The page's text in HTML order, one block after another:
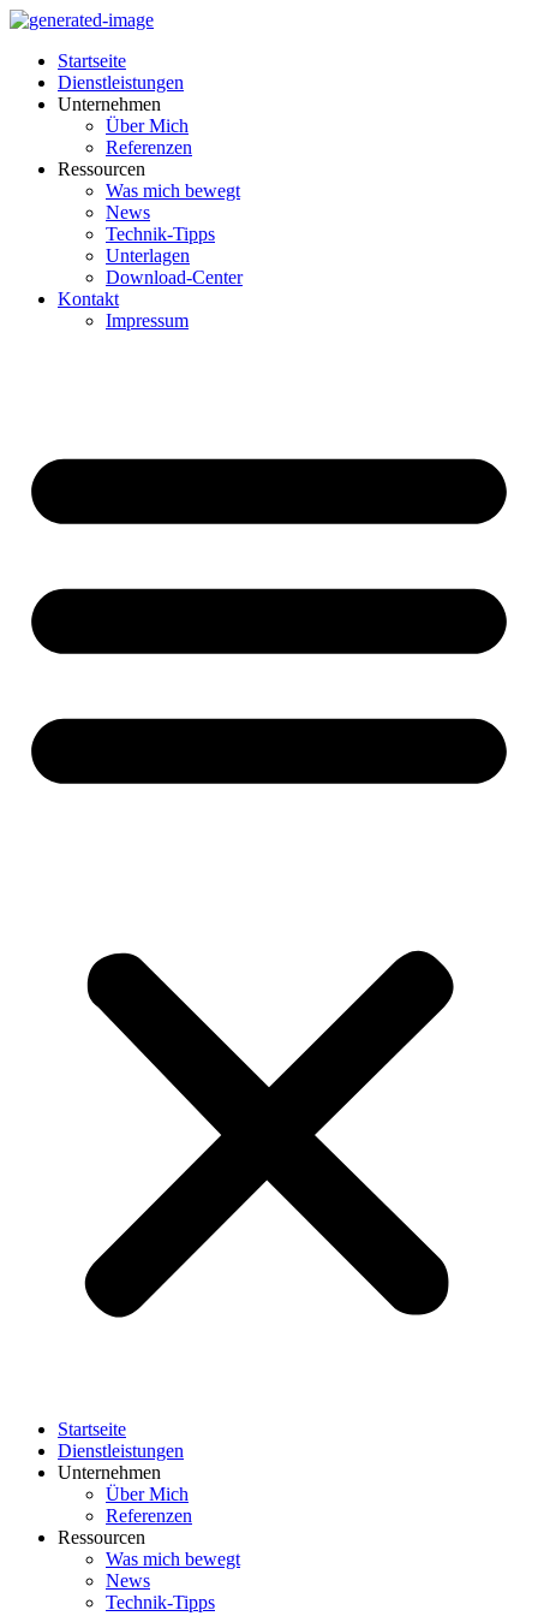
Inhalt
springen
Startseite
Dienstleistungen
Unternehmen
Über Mich
Referenzen
Ressourcen
Was mich bewegt
News
Technik-Tipps
Unterlagen
Download-Center
Kontakt
Impressum
Startseite
Dienstleistungen
Unternehmen
Über Mich
Referenzen
Ressourcen
Was mich bewegt
News
Technik-Tipps